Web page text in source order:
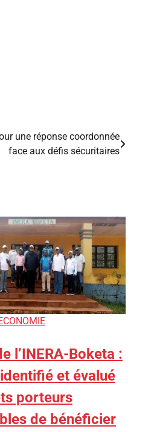
une réponse coordonnée
face aux défis sécuritaires
l’INERA-Boketa :
et évalué
porteurs
de bénéficier